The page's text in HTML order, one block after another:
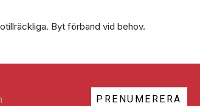
Byt förband vid behov.
PRENUMERERA